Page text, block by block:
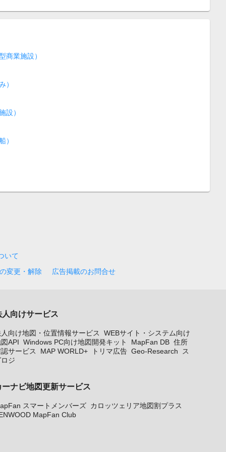
商業施設）
）
設）
）
いて
変更・解除 広告掲載のお問合せ
人向けサービス
向け地図・位置情報サービス
WEBサイト・システム向け
API Windows PC向け地図開発キット MapFan DB 住所
サービス
MAP WORLD+ トリマ広告 Geo-Research
ス
ジ
ーナビ地図更新サービス
スマートメンバーズ カロッツェリア地図割プラス
MapFan Club